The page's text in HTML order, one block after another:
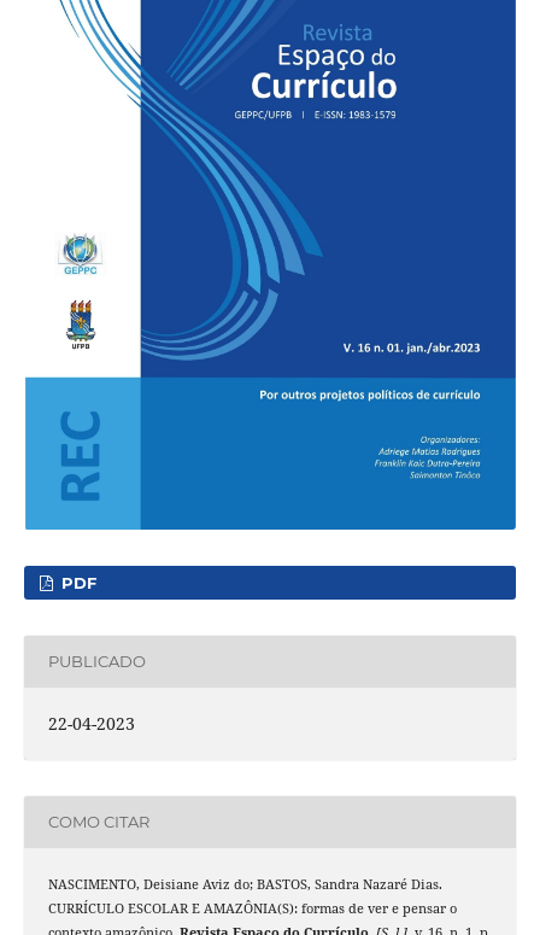
PDF
PUBLICADO
22-04-2023
COMO CITAR
NASCIMENTO, Deisiane Aviz do; BASTOS, Sandra Nazaré Dias.
CURRÍCULO ESCOLAR E AMAZÔNIA(S): formas de ver e pensar o